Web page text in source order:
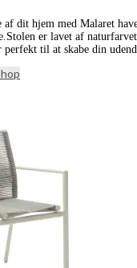
af dit hjem med Malaret
er lavet af
til at skabe din